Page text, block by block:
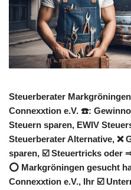
Steuerberater
Connexxtion e.V. ☎️:
Steuern sparen, EWIV
Steuerberater Alternative,
sparen, ☑️ Steuertricks oder
⭕ Markgröningen gesucht
Connexxtion e.V., Ihr ☑️